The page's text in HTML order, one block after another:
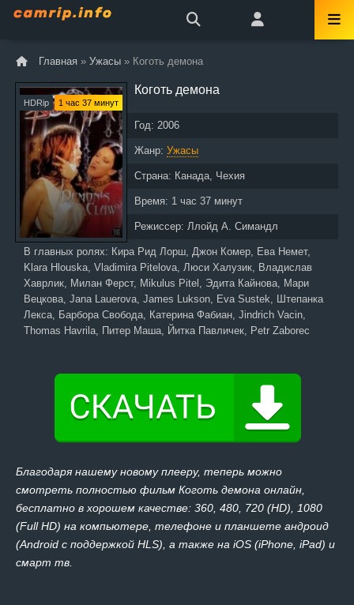
Главная » Ужасы » Коготь демона
HDRip 1 час 37 минут
Коготь демона
Год: 2006
Жанр: Ужасы
Страна: Канада, Чехия
Время: 1 час 37 минут
Режиссер: Ллойд А. Симандл
В главных ролях: Кира Рид Лорш, Джон Комер, Ева Немет,
Klara Hlouska, Vladimira Pitelova, Люси Халузик, Владислав
Хаврлик, Милан Ферст, Mikulus Pitel, Эдита Кайнова, Мари
Вецкова, Jana Lauerova, James Lukson, Eva Sustek, Штепанка
Лекса, Барбора Свобода, Катерина Фабиан, Jindrich Vacin,
Thomas Havrila, Питер Маша, Йитка Павличек, Petr Zaborec
Благодаря нашему новому плееру, теперь можно
смотреть полностью фильм Коготь демона онлайн,
бесплатно в хорошем качестве: 360, 480, 720 (HD), 1080
(Full HD) на компьютере, телефоне и планшете андроид
(Android с поддержкой HLS), а также на iOS (iPhone, iPad) и
смарт тв.